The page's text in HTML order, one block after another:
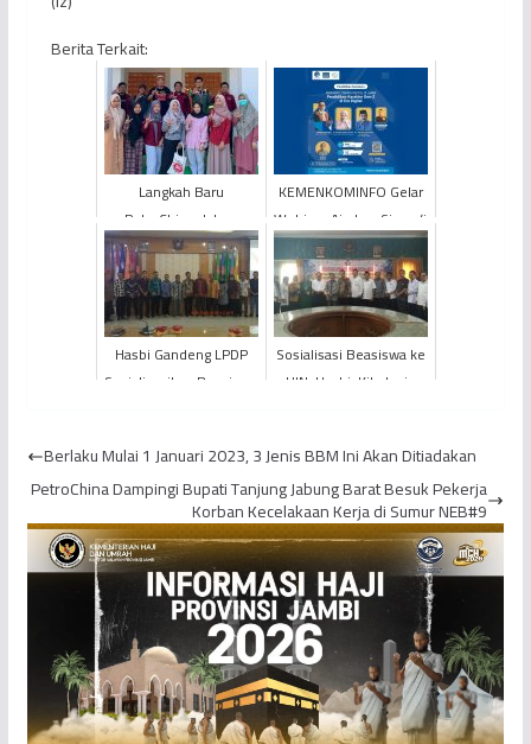
Berita Terkait:
Langkah Baru
PetroChina dalam
Mendorong Literasi
Berbasis Inklusi Sosial
di Kabupaten...
KEMENKOMINFO Gelar
Webinar Ajarkan Siswa/i
SMP Negeri 7 Muaro
Jambi Tentang
Pendidika...
Hasbi Gandeng LPDP
Sosialisasikan Beasiswa
Sosialisasi Beasiswa ke
UIN, Hasbi: Kita Ingin
Berlaku Mulai 1 Januari 2023, 3 Jenis BBM Ini Akan Ditiadakan
PetroChina Dampingi Bupati Tanjung Jabung Barat Besuk Pekerja
Korban Kecelakaan Kerja di Sumur NEB#9